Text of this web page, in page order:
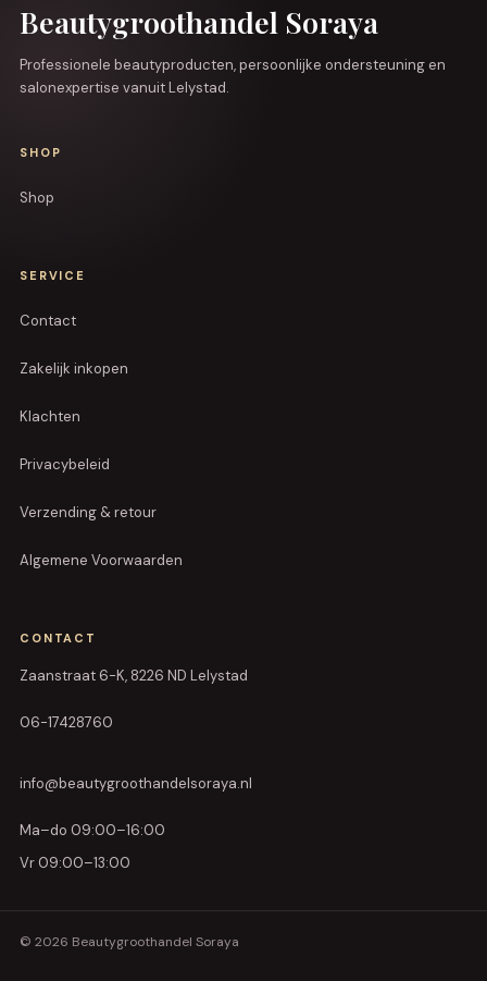
Beautygroothandel Soraya
Professionele beautyproducten, persoonlijke ondersteuning en
salonexpertise vanuit Lelystad.
SHOP
Shop
SERVICE
Contact
Zakelijk inkopen
Klachten
Privacybeleid
Verzending & retour
Algemene Voorwaarden
CONTACT
Zaanstraat 6-K, 8226 ND Lelystad
06-17428760
info@beautygroothandelsoraya.nl
Ma–do 09:00–16:00
Vr 09:00–13:00
© 2026 Beautygroothandel Soraya